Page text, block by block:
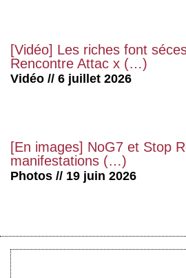
[Vidéo] Les riches font
Rencontre Attac x (…)
Vidéo // 6 juillet 2026
[En images] NoG7 et Stop
manifestations (…)
Photos // 19 juin 2026